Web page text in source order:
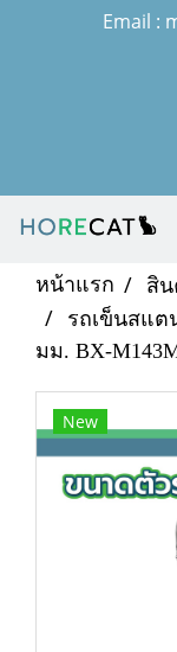
Email :
หน้าแรก สิ
รถเข็นสแต
มม. BX-
New